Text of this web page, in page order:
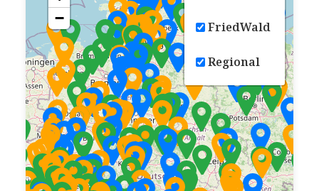
−
FriedWald
Regional